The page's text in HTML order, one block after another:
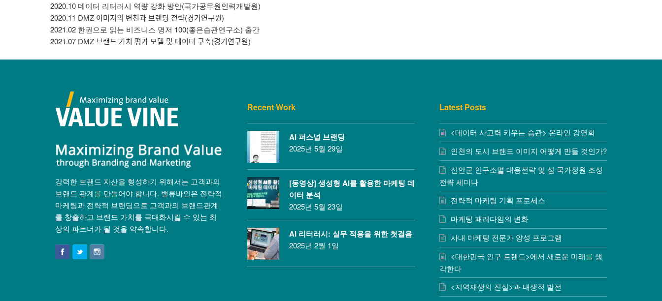
2020.10 데이터 리터러시 역량 강화 방안(국가공무원인력개발원)
2020.11 DMZ 이미지의 변천과 브랜딩 전략(경기연구원)
2021.02 한권으로 읽는 비즈니스 명저 100(좋은습관연구소) 출간
2021.07 DMZ 브랜드 가치 평가 모델 및 데이터 구축(경기연구원)
강력한 브랜드 자산을 형성하기 위해서는 고객과의
브랜드 관계를 만들어야 합니다. 밸류바인은 전략적
마케팅과 전략적 브랜딩으로 고객과의 브랜드관계
를 창출하고 브랜드 가치를 극대화시킬 수 있는 최
상의 파트너가 될 것을 약속합니다.
Recent Work
AI 퍼스널 브랜딩
2025년 5월 29일
[동영상] 생성형 AI를 활용한 마케팅 데
이터 분석
2025년 5월 23일
AI 리터러시: 실무 적용을 위한 첫걸음
2025년 2월 1일
Latest Posts
<데이터 사고력 키우는 습관> 온라인 강연회
인천의 도시 브랜드 이미지 어떻게 만들 것인가?
신안군 인구소멸 대응전략 및 섬 국가정원 조성
전략 세미나
전략적 마케팅 기획 프로세스
마케팅 패러다임의 변화
사내 마케팅 전문가 양성 프로그램
<대한민국 인구 트렌드>에서 새로운 미래를 생
각한다
<지역재생의 진실>과 내생적 발전